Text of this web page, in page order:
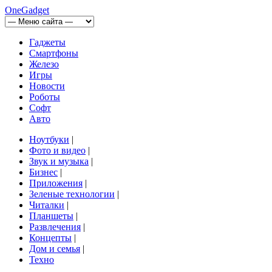
OneGadget
Гаджеты
Смартфоны
Железо
Игры
Новости
Роботы
Софт
Авто
Ноутбуки |
Фото и видео |
Звук и музыка |
Бизнес |
Приложения |
Зеленые технологии |
Читалки |
Планшеты |
Развлечения |
Концепты |
Дом и семья |
Техно